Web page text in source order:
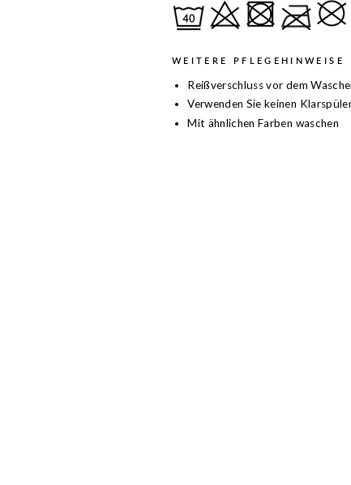
WEITERE PFLEGEHINWEISE
Reißverschluss vor dem
Verwenden Sie keinen
Mit ähnlichen Farben waschen